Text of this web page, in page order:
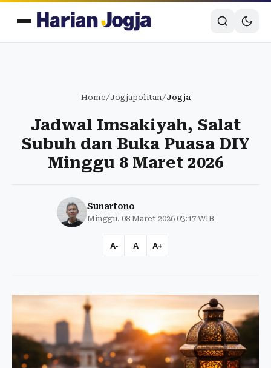
Home/Jogjapolitan/Jogja
Jadwal Imsakiyah, Salat
Subuh dan Buka Puasa DIY
Minggu 8 Maret 2026
Sunartono
Minggu, 08 Maret 2026 03:17 WIB
A- A A+